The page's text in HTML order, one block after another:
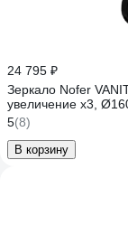
24 795 ₽
Зеркало Nofer
увеличение х3,
5(8)
В корзину